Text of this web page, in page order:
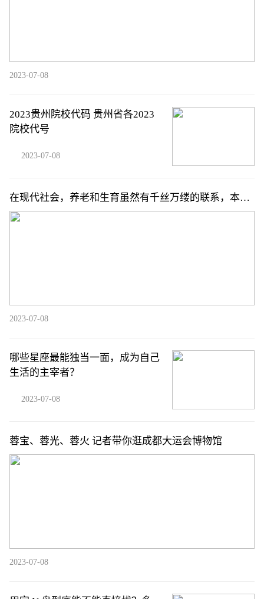
2023-07-08
2023贵州院校代码 贵州省各2023
院校代号
2023-07-08
在现代社会，养老和生育虽然有千丝万缕的联系，本质
上是两件事
2023-07-08
哪些星座最能独当一面，成为自己
生活的主宰者？
2023-07-08
蓉宝、蓉光、蓉火 记者带你逛成都大运会博物馆
2023-07-08